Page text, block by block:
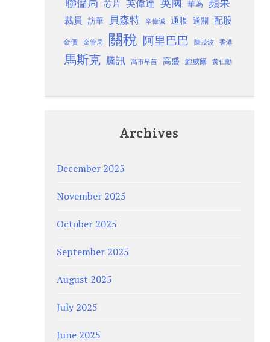
芯片 英偉達 英國 華為
裁員 訪華 貝森特 辛偉誠 通脹 通關 配股
金價 金管局 關稅 阿里巴巴 陳茂波 香港
馬斯克 騰訊 高市早苗 高盛 鮑威爾 黃仁勳
Archives
December 2025
November 2025
October 2025
September 2025
August 2025
July 2025
June 2025